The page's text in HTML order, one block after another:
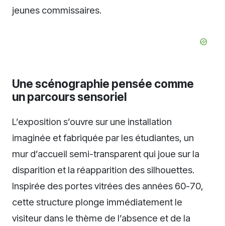
jeunes commissaires.
Une scénographie pensée comme
un parcours sensoriel
L’exposition s’ouvre sur une installation
imaginée et fabriquée par les étudiantes, un
mur d’accueil semi-transparent qui joue sur la
disparition et la réapparition des silhouettes.
Inspirée des portes vitrées des années 60-70,
cette structure plonge immédiatement le
visiteur dans le thème de l’absence et de la